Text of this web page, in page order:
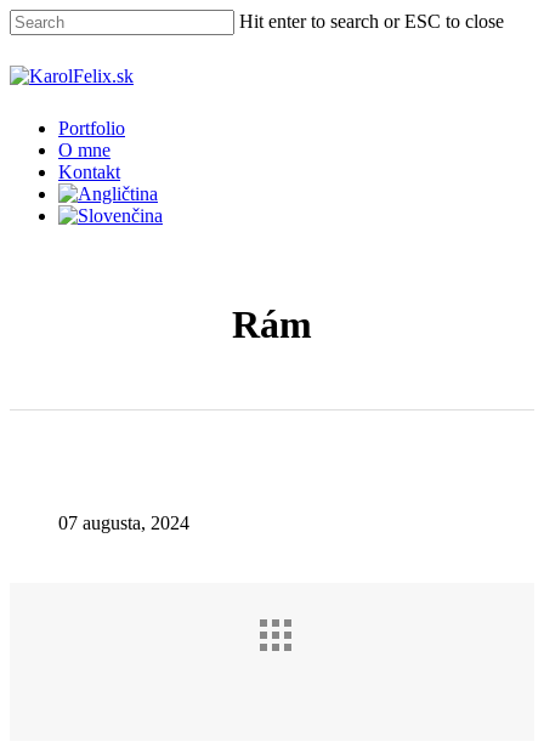
Skip
to
main
content
Hit enter to search or ESC to close
Close
Menu
Portfolio
O mne
Kontakt
Rám
07 augusta, 2024